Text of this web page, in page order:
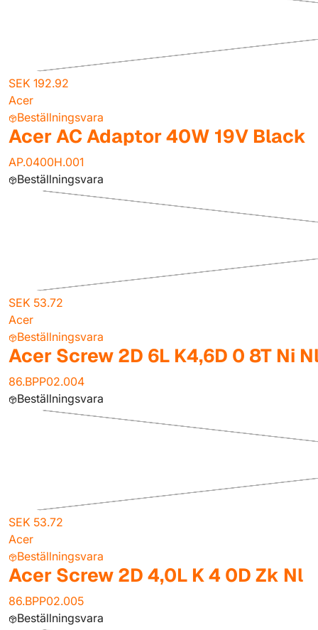
SEK 192.92
Acer
Beställningsvara
Acer AC Adaptor 40W 19V Black
AP.0400H.001
Beställningsvara
SEK 53.72
Acer
Beställningsvara
Acer Screw 2D 6L K4,6D 0 8T Ni
86.BPP02.004
Beställningsvara
SEK 53.72
Acer
Beställningsvara
Acer Screw 2D 4,0L K 4 0D Zk Nl
86.BPP02.005
Beställningsvara